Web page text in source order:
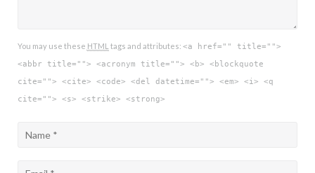
You may use these HTML tags and attributes: <a href="" title="">
<abbr title=""> <acronym title=""> <b> <blockquote
cite=""> <cite> <code> <del datetime=""> <em> <i> <q
cite=""> <s> <strike> <strong>